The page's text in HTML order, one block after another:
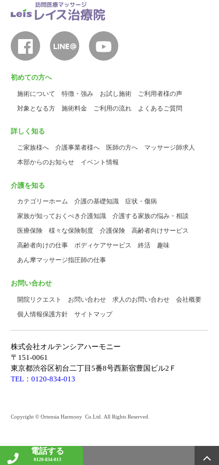
電話する
0120-834-013
初めての方へ
施術について 特徴・強み お試し施術
ご利用者様の声
対象となる方
施術料金 ご利用の流れ よくあるご質問
詳しく知る
ご家族様へ 介護事業者様へ 医師の方へ
マッサージ師求人
本部からのお知らせ
イベント情報
介護を知る
カテゴリーホーム 介護の基礎知識
症状・傷病
家族が知っておくべき介護知識
介護する家族の悩み・相談
医療保険
様々な保険制度 介護保険
高齢者向けサービス
高齢者向けの仕事
ボディケアサービス 終活
趣味
あん摩マッサージ指圧師の仕事
お問い合わせ
開院リクエスト お問い合わせ 求人のお問い合わせ
会社概要
個人情報保護方針
サイトマップ
株式会社オルテンシアハーモニー
〒151-0061
東京都渋谷区初台二丁目5番8号西新宿豊国ビル2Ｆ
TEL：0120-834-013
Copyright © Ortensia Harmony Co.Ltd. All Rights Reserved.